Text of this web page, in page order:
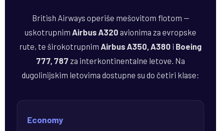
British Airways operiše mešovitom flotom —
uskotrupnim Airbus A320 avionima za evropske
rute, te širokotrupnim Airbus A350, A380 i Boeing
777, 787 za interkontinentalne letove. Na
dugolinijskim letovima dostupne su do četiri klase:
Economy